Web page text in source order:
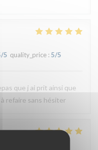
/5 quality_price : 5/5
que j ai prit ainsi que
refaire sans hésiter